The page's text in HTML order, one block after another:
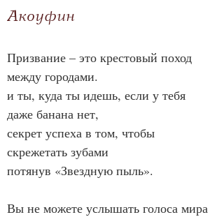
Акоуфин
Призвание – это крестовый поход
между городами.
и ты, куда ты идешь, если у тебя
даже банана нет,
секрет успеха в том, чтобы
скрежетать зубами
потянув «Звездную пыль».
Вы не можете услышать голоса мира